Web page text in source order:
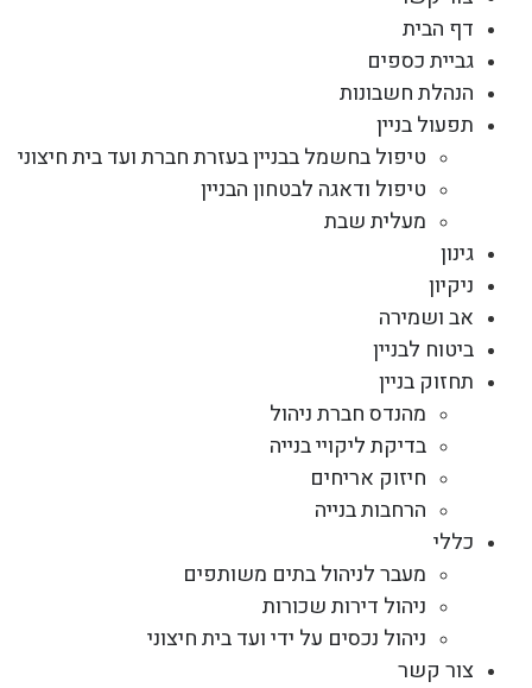
דף הבית
גביית כספים
הנהלת חשבונות
תפעול בניין
טיפול בחשמל בבניין בעזרת חברת ועד בית חיצוני
טיפול ודאגה לבטחון הבניין
מעלית שבת
גינון
ניקיון
אב ושמירה
ביטוח לבניין
תחזוק בניין
מהנדס חברת ניהול
בדיקת ליקויי בנייה
חיזוק אריחים
הרחבות בנייה
כללי
מעבר לניהול בתים משותפים
ניהול דירות שכורות
ניהול נכסים על ידי ועד בית חיצוני
צור קשר